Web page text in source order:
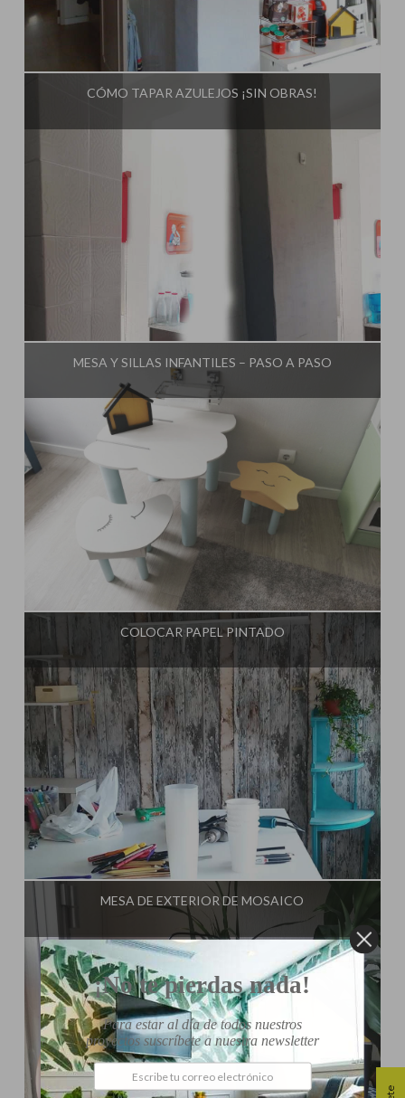
Influencer: El Taller de Ire
CÓMO TAPAR AZULEJOS ¡SIN OBRAS!
Influencer:
MESA Y SILLAS INFANTILES – PASO A PASO
Influencer: El Taller de Ire
COLOCAR PAPEL PINTADO
Influencer: El Taller de Ire
MESA DE EXTERIOR DE MOSAICO
¡No te pierdas nada!
Para estar al día de todos nuestros
proyectos suscríbete a nuestra newsletter